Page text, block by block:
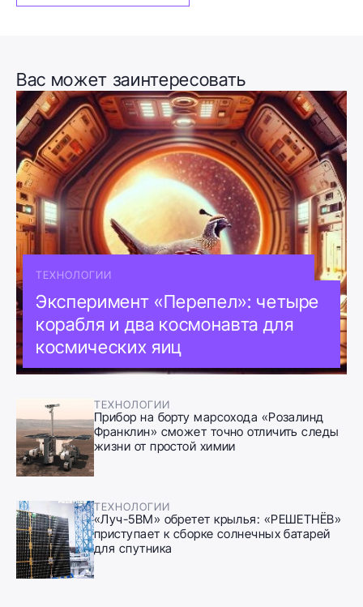
Вас может заинтересовать
ТЕХНОЛОГИИ
Эксперимент «Перепел»: четыре
корабля и два космонавта для
космических яиц
ТЕХНОЛОГИИ
Прибор на борту марсохода «Розалинд
Франклин» сможет точно отличить следы
жизни от простой химии
ТЕХНОЛОГИИ
«Луч-5ВМ» обретет крылья: «РЕШЕТНЁВ»
приступает к сборке солнечных батарей
для спутника